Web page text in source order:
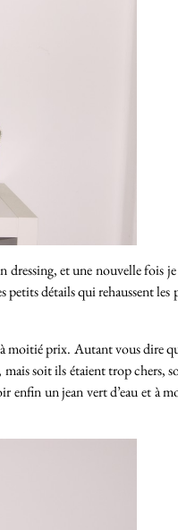
et une nouvelle fois
détails qui rehaussent les
moitié prix. Autant vous dire
soit ils étaient trop chers,
un jean vert d’eau et à